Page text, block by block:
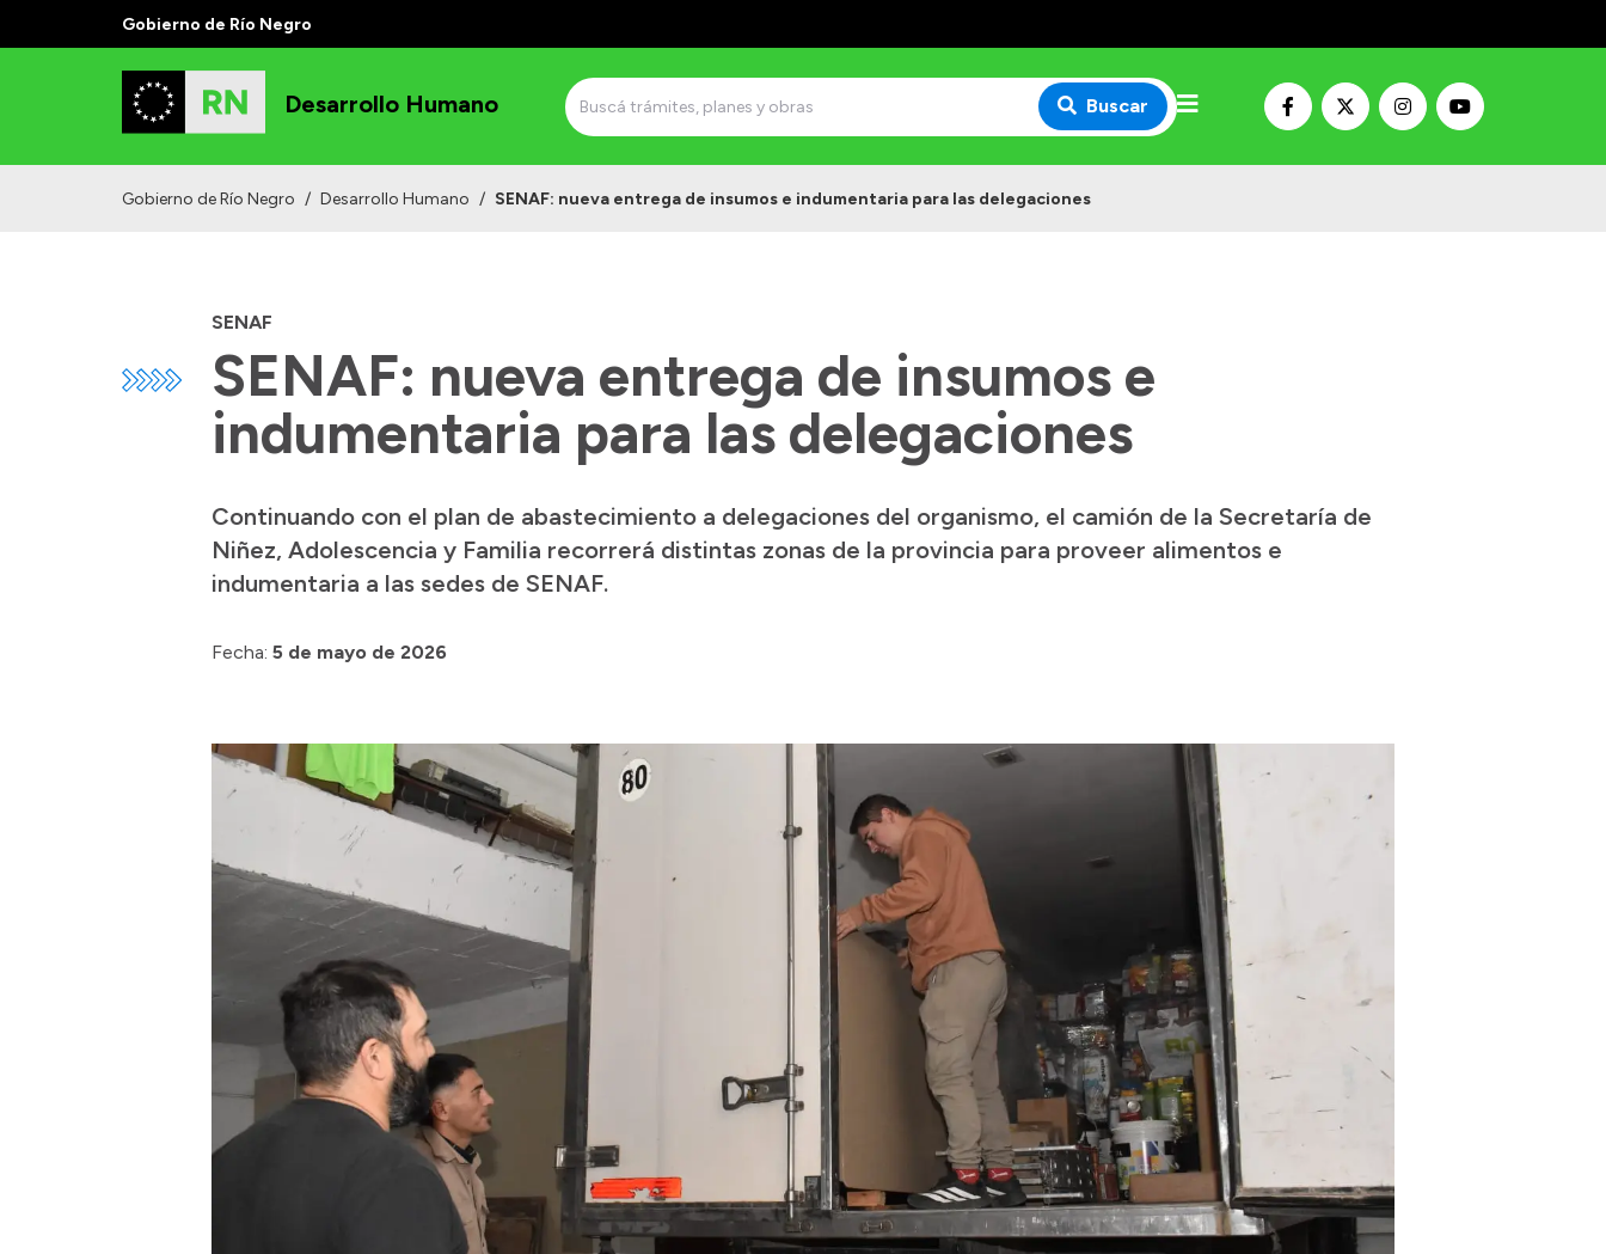
Gobierno de Río Negro
Desarrollo Humano Buscar
Gobierno de Río Negro / Desarrollo Humano / SENAF: nueva entrega de insumos e indumentaria para las delegaciones
SENAF
SENAF: nueva entrega de insumos e
indumentaria para las delegaciones
Continuando con el plan de abastecimiento a delegaciones del organismo, el camión de la Secretaría de
Niñez, Adolescencia y Familia recorrerá distintas zonas de la provincia para proveer alimentos e
indumentaria a las sedes de SENAF.
Fecha: 5 de mayo de 2026